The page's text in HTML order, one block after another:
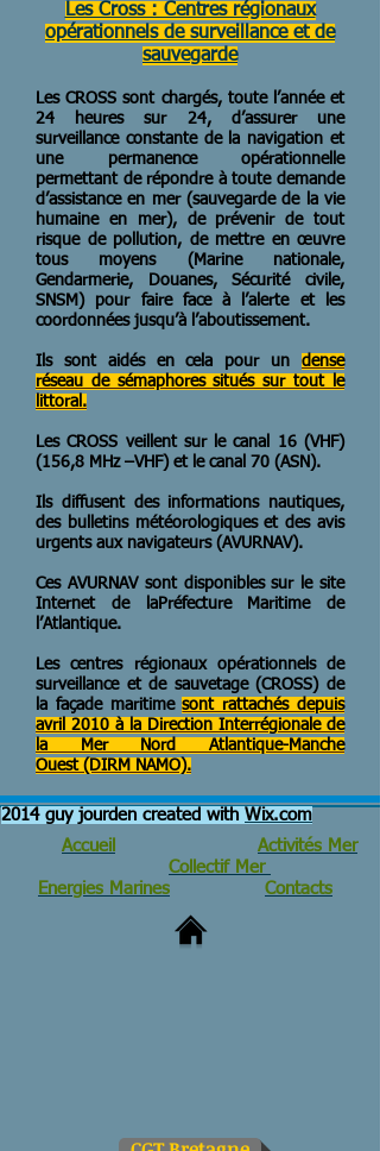
Les Cross : Centres régionaux
opérationnels de surveillance et de
sauvegarde
Les CROSS sont chargés, toute l’année et
24 heures sur 24, d’assurer une
surveillance constante de la navigation et
une permanence opérationnelle
permettant de répondre à toute demande
d’assistance en mer (sauvegarde de la vie
humaine en mer), de prévenir de tout
risque de pollution, de mettre en œuvre
tous moyens (Marine nationale,
Gendarmerie, Douanes, Sécurité civile,
SNSM) pour faire face à l’alerte et les
coordonnées jusqu’à l’aboutissement.
Ils sont aidés en cela pour un dense
réseau de sémaphores situés sur tout le
littoral.
Les CROSS veillent sur le canal 16 (VHF)
(156,8 MHz –VHF) et le canal 70 (ASN).
Ils diffusent des informations nautiques,
des bulletins météorologiques et des avis
urgents aux navigateurs (AVURNAV).
Ces AVURNAV sont disponibles sur le site
Internet de laPréfecture Maritime de
l’Atlantique.
Les centres régionaux opérationnels de
surveillance et de sauvetage (CROSS) de
la façade maritimesont rattachés depuis
avril 2010 à la Direction Interrégionale de
la Mer Nord Atlantique-Manche
Ouest (DIRM NAMO).
2014 guy jourden created with Wix.com
Accueil
Activités Mer
Collectif Mer
Energies Marines
Contacts